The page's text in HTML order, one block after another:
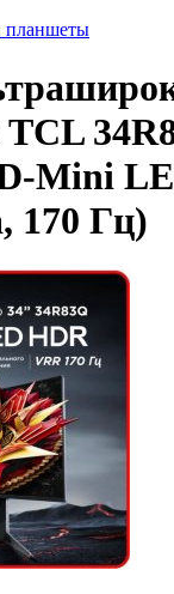
планшеты
Mini
170 Гц)